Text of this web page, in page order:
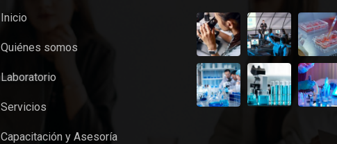
Inicio
Quiénes somos
Laboratorio
Servicios
Capacitación y Asesoría